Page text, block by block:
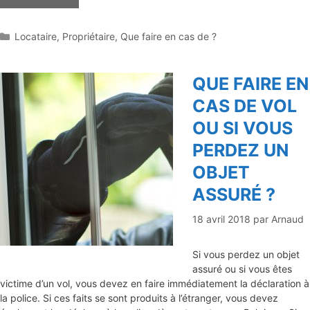
Catégories
Locataire, Propriétaire, Que faire en cas de ?
QUE FAIRE EN
CAS DE VOL
OU SI VOUS
PERDEZ UN
OBJET
ASSURÉ ?
18 avril 2018 par Arnaud
Si vous perdez un objet
assuré ou si vous êtes
victime d’un vol, vous devez en faire immédiatement la déclaration à
la police. Si ces faits se sont produits à l’étranger, vous devez